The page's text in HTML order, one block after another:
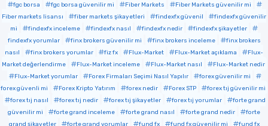
fgc borsa
fgc borsa güvenilir mi Fiber Markets
Fiber Markets güvenilir mi
Fiber markets lisansı
fiber markets şikayetleri findexfx güvenil
findexfx güvenilir
mi
findexfx inceleme findexfx nasıl findexfx nedir
findexfx şikayetler
findexfx yorumlar
finx brokers güvenilir mi finx brokers inceleme
finx brokers
nasıl
finx brokers yorumlar fiz fx Flux-Market Flux-Market açıklama
Flux-
Market değerlendirme
Flux-Market inceleme Flux-Market nasıl
Flux-Market nedir
Flux-Market yorumlar
Forex Firmaları Seçimi Nasıl Yapılır
forex güvenilir mi
forex güvenli mi
Forex Kripto Yatırım forex nedir Forex STP
forex tıj güvenilir mi
forex tıj nasıl
forex tıj nedir forex tıj şikayetler forex tıj yorumlar
forte grand
güvenilir mi
forte grand inceleme forte grand nasıl forte grand nedir
forte
grand şikayetler
forte grand yorumlar fund fx fund fx güvenilir mi
fund fx